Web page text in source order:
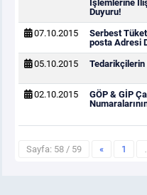
İşlemlerine
Duyuru!
07.10.2015
Serbest
posta Adresi
05.10.2015 Tedarikçilerin
02.10.2015
GÖP & GİP
Sayfa: 58 / 59 « 1